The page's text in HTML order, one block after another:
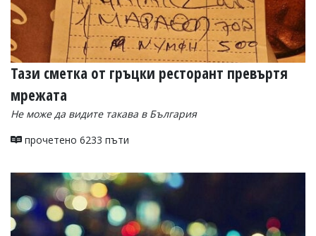
Тази сметка от гръцки ресторант превъртя
мрежата
Не може да видите такава в България
прочетено 6233 пъти